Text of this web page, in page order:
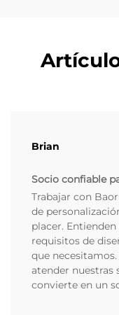
Brian
Socio confiable
Trabajar con
de
placer.
requisitos de
que
atender nuestras
convierte en un